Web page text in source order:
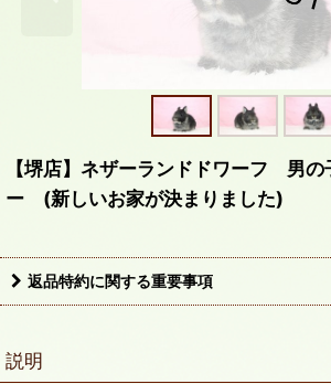
【堺店】ネザーランドドワーフ 男
ー (新しいお家が決まりました)
返品特約に関する重要事項
説明